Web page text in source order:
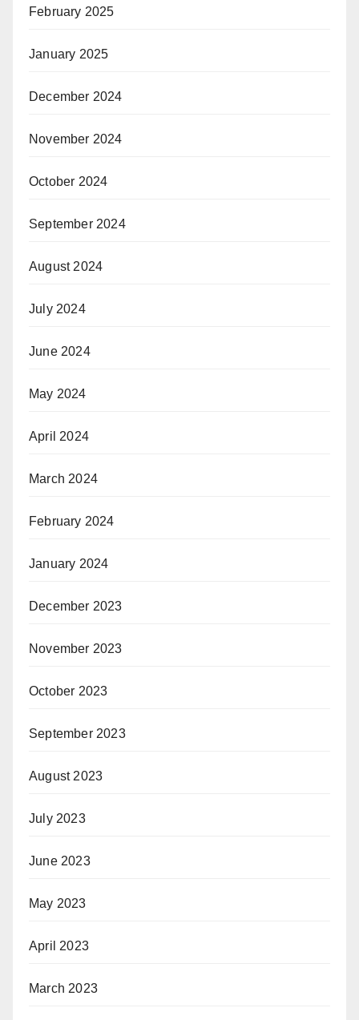
February 2025
January 2025
December 2024
November 2024
October 2024
September 2024
August 2024
July 2024
June 2024
May 2024
April 2024
March 2024
February 2024
January 2024
December 2023
November 2023
October 2023
September 2023
August 2023
July 2023
June 2023
May 2023
April 2023
March 2023